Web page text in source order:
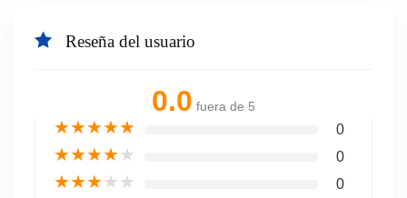
Reseña del usuario
0.0 fuera de 5
★★★★★ 0
★★★★★ 0
★★★★★ 0